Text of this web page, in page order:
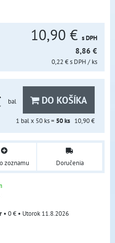
10,90 € s DPH
8,86 €
0,22 €s DPH / ks
bal DO KOŠÍKA
1 bal x 50 ks = 50ks 10,90 €
zoznamu Doručenia
• 0 € • Utorok 11.8.2026